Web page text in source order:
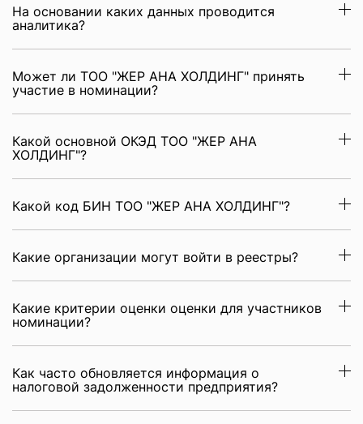
На основании каких данных проводится
аналитика?
Может ли ТОО "ЖЕР АНА ХОЛДИНГ" принять
участие в номинации?
Какой основной ОКЭД ТОО "ЖЕР АНА
ХОЛДИНГ"?
Какой код БИН ТОО "ЖЕР АНА ХОЛДИНГ"?
Какие организации могут войти в реестры?
Какие критерии оценки оценки для участников
номинации?
Как часто обновляется информация о
налоговой задолженности предприятия?